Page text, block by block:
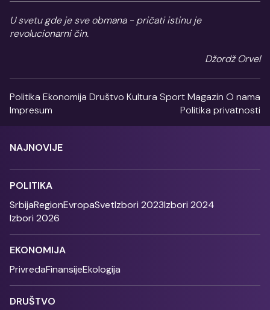
U svetu gde je sve obmana - pričati istinu je
revolucionarni čin.
Džordž Orvel
Politika Ekonomija Društvo Kultura SportMagazin O nama
Impresum
Politika privatnosti
NAJNOVIJE
POLITIKA
SrbijaRegionEvropaSvetIzbori 2023Izbori 2024
Izbori 2026
EKONOMIJA
PrivredaFinansijeEkologija
DRUŠTVO